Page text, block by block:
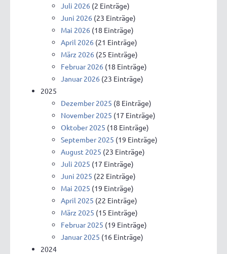
Juli 2026 (2 Einträge)
Juni 2026 (23 Einträge)
Mai 2026 (18 Einträge)
April 2026 (21 Einträge)
März 2026 (25 Einträge)
Februar 2026 (18 Einträge)
Januar 2026 (23 Einträge)
2025
Dezember 2025 (8 Einträge)
November 2025 (17 Einträge)
Oktober 2025 (18 Einträge)
September 2025 (19 Einträge)
August 2025 (23 Einträge)
Juli 2025 (17 Einträge)
Juni 2025 (22 Einträge)
Mai 2025 (19 Einträge)
April 2025 (22 Einträge)
März 2025 (15 Einträge)
Februar 2025 (19 Einträge)
Januar 2025 (16 Einträge)
2024